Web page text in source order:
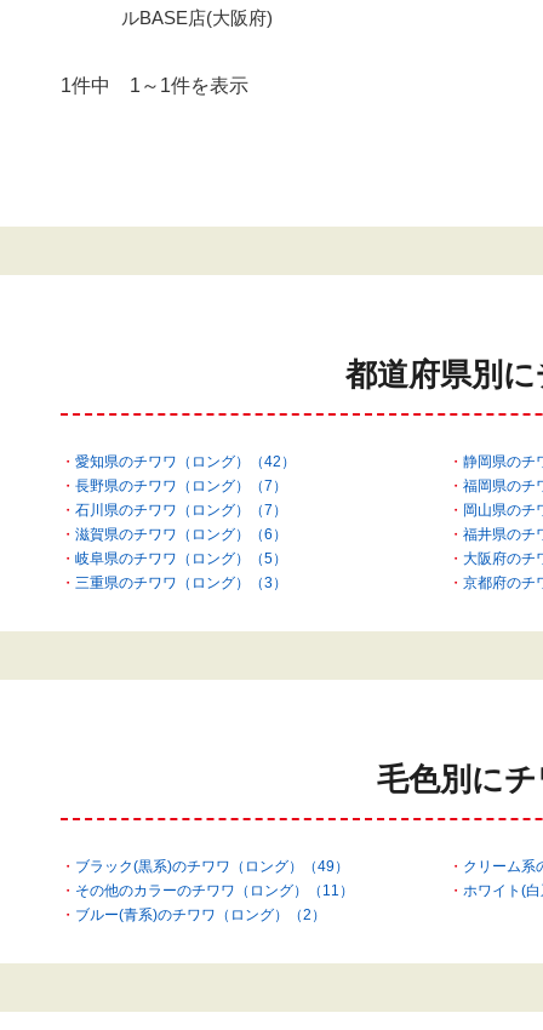
ルBASE店(大阪府)
1件中 1～1件を表示
都道府県別
愛知県のチワワ（ロング）（42）
静岡県のチ
長野県のチワワ（ロング）（7）
福岡県のチ
石川県のチワワ（ロング）（7）
岡山県のチ
滋賀県のチワワ（ロング）（6）
福井県のチ
岐阜県のチワワ（ロング）（5）
大阪府のチ
三重県のチワワ（ロング）（3）
京都府のチ
毛色別に
ブラック(黒系)のチワワ（ロング）（49）
クリーム系
その他のカラーのチワワ（ロング）（11）
ホワイト(
ブルー(青系)のチワワ（ロング）（2）